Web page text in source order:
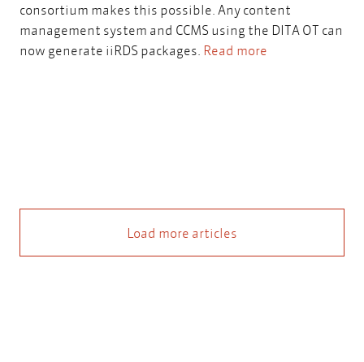
consortium makes this possible. Any content
management system and CCMS using the DITA OT can
now generate iiRDS packages. Read more
Load more articles